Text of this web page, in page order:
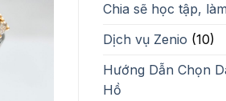
Chia sẽ học tập,
Dịch vụ Zenio (10)
Hướng Dẫn Chọn
Hồ